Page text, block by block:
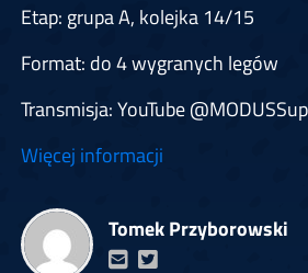
Etap: grupa A, kolejka 14/15
Format: do 4 wygranych legów
Transmisja: YouTube
Więcej informacji
Tomek Przyborowski